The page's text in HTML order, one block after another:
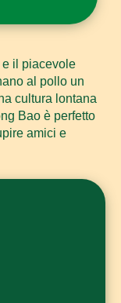
e il piacevole
al pollo un
cultura lontana
Bao è perfetto
amici e